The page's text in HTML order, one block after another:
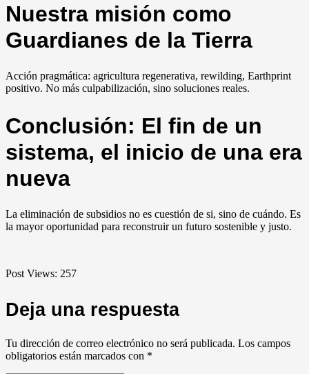
Nuestra misión como
Guardianes de la Tierra
Acción pragmática: agricultura regenerativa, rewilding, Earthprint
positivo. No más culpabilización, sino soluciones reales.
Conclusión: El fin de un
sistema, el inicio de una era
nueva
La eliminación de subsidios no es cuestión de si, sino de cuándo. Es
la mayor oportunidad para reconstruir un futuro sostenible y justo.
Post Views: 257
Deja una respuesta
Tu dirección de correo electrónico no será publicada. Los campos
obligatorios están marcados con *